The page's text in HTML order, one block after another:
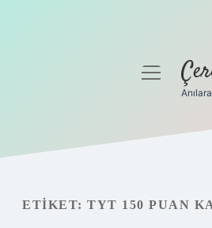
Gizlilik Politikası
menüyü
ETIKET: TYT 150 PUAN